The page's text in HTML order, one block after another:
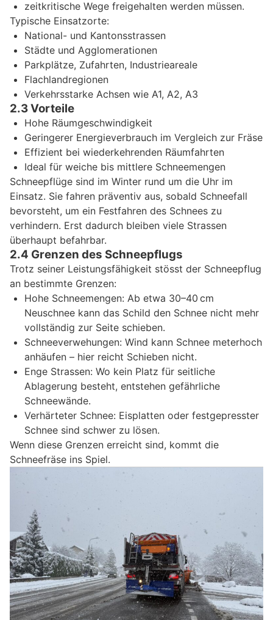
zeitkritische Wege freigehalten werden müssen.
Typische Einsatzorte:
National- und Kantonsstrassen
Städte und Agglomerationen
Parkplätze, Zufahrten, Industrieareale
Flachlandregionen
Verkehrsstarke Achsen wie A1, A2, A3
2.3 Vorteile
Hohe Räumgeschwindigkeit
Geringerer Energieverbrauch im Vergleich zur Fräse
Effizient bei wiederkehrenden Räumfahrten
Ideal für weiche bis mittlere Schneemengen
Schneepflüge sind im Winter rund um die Uhr im
Einsatz. Sie fahren präventiv aus, sobald Schneefall
bevorsteht, um ein Festfahren des Schnees zu
verhindern. Erst dadurch bleiben viele Strassen
überhaupt befahrbar.
2.4 Grenzen des Schneepflugs
Trotz seiner Leistungsfähigkeit stösst der Schneepflug
an bestimmte Grenzen:
Hohe Schneemengen: Ab etwa 30–40 cm
Neuschnee kann das Schild den Schnee nicht mehr
vollständig zur Seite schieben.
Schneeverwehungen: Wind kann Schnee meterhoch
anhäufen – hier reicht Schieben nicht.
Enge Strassen: Wo kein Platz für seitliche
Ablagerung besteht, entstehen gefährliche
Schneewände.
Verhärteter Schnee: Eisplatten oder festgepresster
Schnee sind schwer zu lösen.
Wenn diese Grenzen erreicht sind, kommt die
Schneefräse ins Spiel.